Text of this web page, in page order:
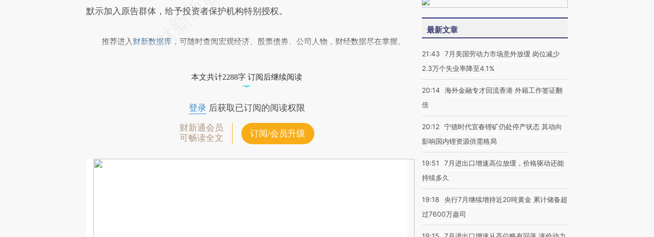
默示加入原告群体，给予投资者保护机构特别授权。
推荐进入 财新数据库 ，可随时查阅宏观经济、股票债券、公司人物，财经数据尽在掌握。
本文共计2288字 订阅后继续阅读
登录后获取已订阅的阅读权限
财新通会员
可畅读全文
订阅/会员升级
最新文章
21:43
7月美国劳动力市场意外放缓 岗位减少
2.3万个失业率降至4.1%
20:14 海外金融专才回流香港 外籍工作签证翻
倍
20:12 宁德时代宜春锂矿仍处停产状态 其动向
影响国内锂资源供需格局
19:51
7月进出口增速高位放缓，价格驱动还能
持续多久
19:18
央行7月继续增持近20吨黄金 累计储备超
过7600万盎司